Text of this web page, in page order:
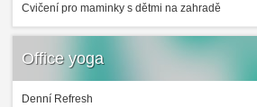
Cvičení pro maminky s dětmi na zahradě
Office yoga
Denní Refresh